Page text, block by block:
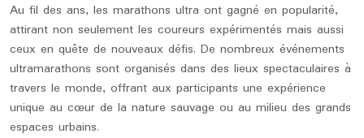
Au fil des ans, les marathons ultra ont gagné en popularité,
attirant non seulement les coureurs expérimentés mais aussi
ceux en quête de nouveaux défis. De nombreux événements
ultramarathons sont organisés dans des lieux spectaculaires à
travers le monde, offrant aux participants une expérience
unique au cœur de la nature sauvage ou au milieu des grands
espaces urbains.